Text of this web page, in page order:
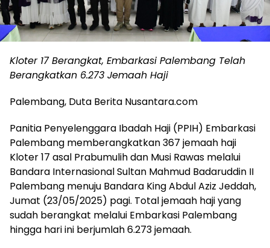
Kloter 17 Berangkat, Embarkasi Palembang Telah
Berangkatkan 6.273 Jemaah Haji
Palembang, Duta Berita Nusantara.com
Panitia Penyelenggara Ibadah Haji (PPIH) Embarkasi
Palembang memberangkatkan 367 jemaah haji
Kloter 17 asal Prabumulih dan Musi Rawas melalui
Bandara Internasional Sultan Mahmud Badaruddin II
Palembang menuju Bandara King Abdul Aziz Jeddah,
Jumat (23/05/2025) pagi. Total jemaah haji yang
sudah berangkat melalui Embarkasi Palembang
hingga hari ini berjumlah 6.273 jemaah.